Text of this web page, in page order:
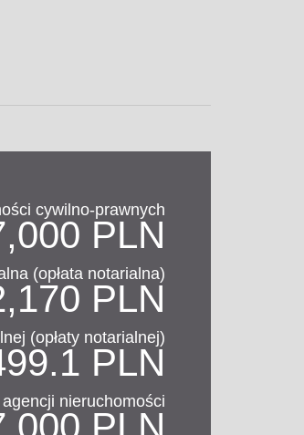
cywilno-prawnych
PLN
(opłata notarialna)
PLN
(opłaty notarialnej)
PLN
nieruchomości
PLN